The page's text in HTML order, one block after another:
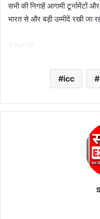
सभी की निगाहें आगामी टूर्नामेंटों
भारत से और बड़ी उम्मीदें रखी जा
icc